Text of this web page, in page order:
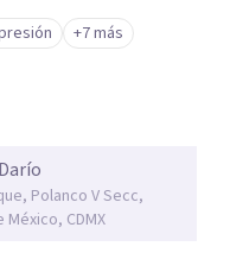
como
comprenderte
difíciles estoy aquí
soluciones. Si
y resolverlo
reacomodar,
+7 más
Polanco V Secc,
CDMX